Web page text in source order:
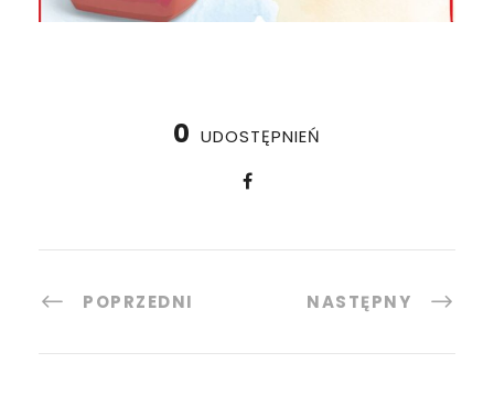
0 UDOSTĘPNIEŃ
POPRZEDNI NASTĘPNY